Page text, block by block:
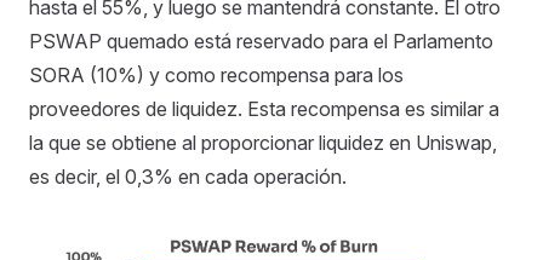
hasta el 55%, y luego se mantendrá constante. El otro
PSWAP quemado está reservado para el Parlamento
SORA (10%) y como recompensa para los
proveedores de liquidez. Esta recompensa es similar a
la que se obtiene al proporcionar liquidez en Uniswap,
es decir, el 0,3% en cada operación.